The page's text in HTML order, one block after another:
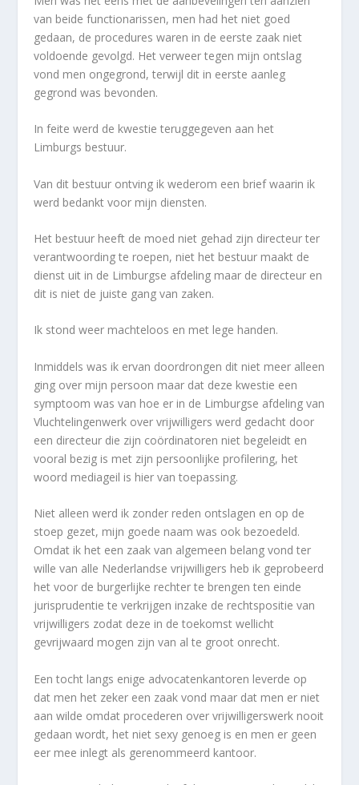
van beide functionarissen, men had het niet goed
gedaan, de procedures waren in de eerste zaak niet
voldoende gevolgd. Het verweer tegen mijn ontslag
vond men ongegrond, terwijl dit in eerste aanleg
gegrond was bevonden.
In feite werd de kwestie teruggegeven aan het
Limburgs bestuur.
Van dit bestuur ontving ik wederom een brief waarin ik
werd bedankt voor mijn diensten.
Het bestuur heeft de moed niet gehad zijn directeur ter
verantwoording te roepen, niet het bestuur maakt de
dienst uit in de Limburgse afdeling maar de directeur en
dit is niet de juiste gang van zaken.
Ik stond weer machteloos en met lege handen.
Inmiddels was ik ervan doordrongen dit niet meer alleen
ging over mijn persoon maar dat deze kwestie een
symptoom was van hoe er in de Limburgse afdeling van
Vluchtelingenwerk over vrijwilligers werd gedacht door
een directeur die zijn coördinatoren niet begeleidt en
vooral bezig is met zijn persoonlijke profilering, het
woord mediageil is hier van toepassing.
Niet alleen werd ik zonder reden ontslagen en op de
stoep gezet, mijn goede naam was ook bezoedeld.
Omdat ik het een zaak van algemeen belang vond ter
wille van alle Nederlandse vrijwilligers heb ik geprobeerd
het voor de burgerlijke rechter te brengen ten einde
jurisprudentie te verkrijgen inzake de rechtspositie van
vrijwilligers zodat deze in de toekomst wellicht
gevrijwaard mogen zijn van al te groot onrecht.
Een tocht langs enige advocatenkantoren leverde op
dat men het zeker een zaak vond maar dat men er niet
aan wilde omdat procederen over vrijwilligerswerk nooit
gedaan wordt, het niet sexy genoeg is en men er geen
eer mee inlegt als gerenommeerd kantoor.